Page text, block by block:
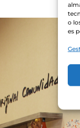
o
es